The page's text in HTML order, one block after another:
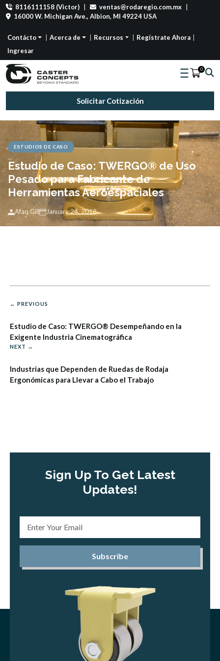
8116111158 (Victor) ventas@rodaregio.com.mx
16000 W. Michigan Ave., Albion, MI 49224 USA
Contácto Acerca de Recursos
Regístrate Ahora
Ingresar
0
Solicitar Cotización
ESTUDIOS DE CASO
Estudio de Caso: TWERGO® de Uso
Pesado para Fabricante de
Herramientas Aeroespaciales
Afaq Gill January 24, 2018
← PREVIOUS
Estudio de Caso: TWERGO® Desempeñando en la
Exigente Industria Cinematográfica
NEXT →
Industrias que Dependen de Ruedas de Rodaja
Ergonómicas para Llevar a Cabo el Trabajo
Sign Up To Get Latest
Updates!
Subscribe